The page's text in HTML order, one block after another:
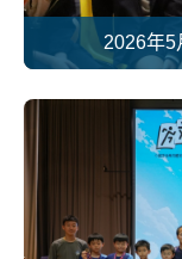
2026年5